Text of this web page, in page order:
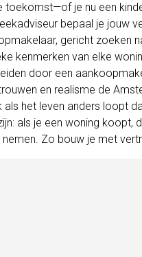
toekomst—of je nu een
bepaal je jouw
gericht zoeken
kenmerken van elke
door een
en realisme de
het leven anders loopt
als je een woning
nemen. Zo bouw je met